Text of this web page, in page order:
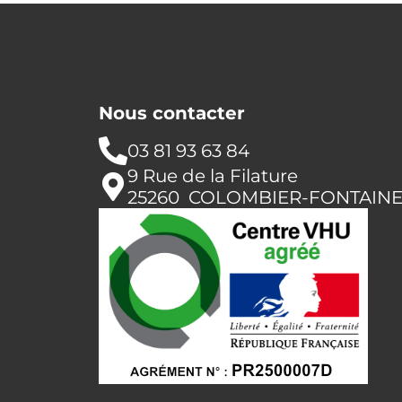
Nous contacter
03 81 93 63 84
9 Rue de la Filature
25260 COLOMBIER-FONTAINE